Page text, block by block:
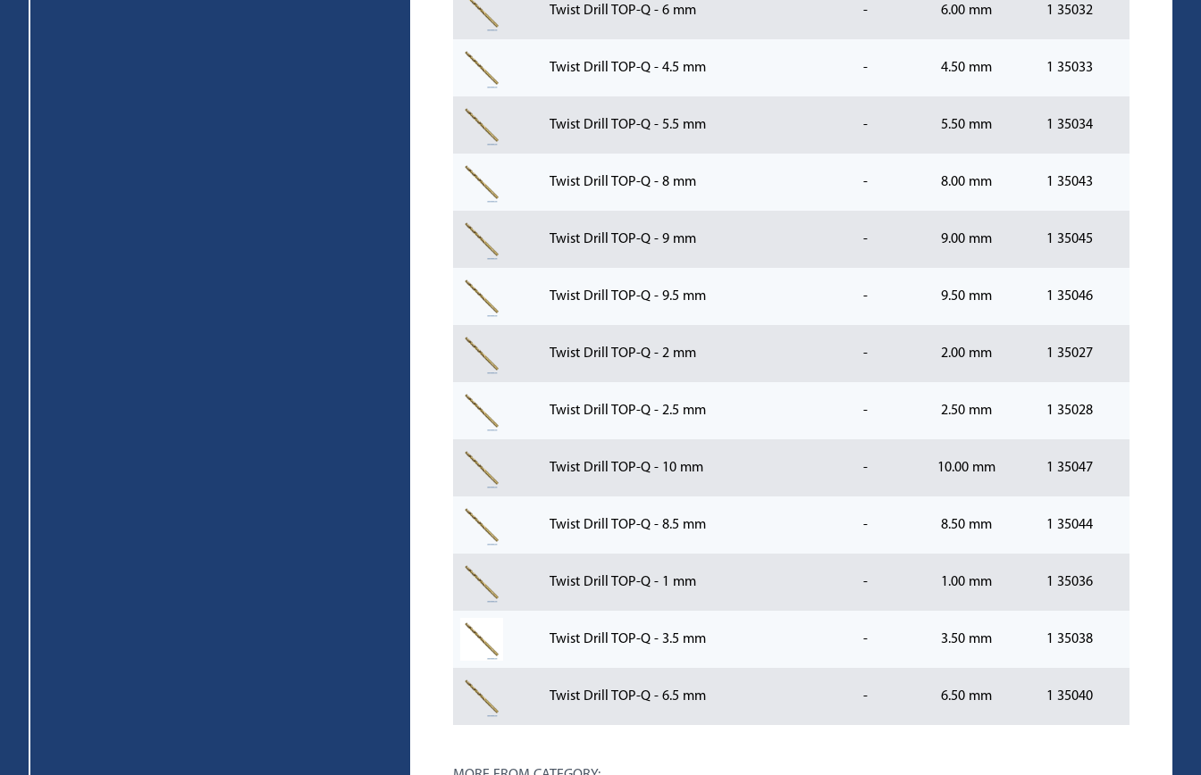
Twist Drill TOP-Q - 6 mm - 6.00 mm 1 35032
Twist Drill TOP-Q - 4.5 mm - 4.50 mm 1 35033
Twist Drill TOP-Q - 5.5 mm - 5.50 mm 1 35034
Twist Drill TOP-Q - 8 mm - 8.00 mm 1 35043
Twist Drill TOP-Q - 9 mm - 9.00 mm 1 35045
Twist Drill TOP-Q - 9.5 mm - 9.50 mm 1 35046
Twist Drill TOP-Q - 2 mm - 2.00 mm 1 35027
Twist Drill TOP-Q - 2.5 mm - 2.50 mm 1 35028
Twist Drill TOP-Q - 10 mm - 10.00 mm 1 35047
Twist Drill TOP-Q - 8.5 mm - 8.50 mm 1 35044
Twist Drill TOP-Q - 1 mm - 1.00 mm 1 35036
Twist Drill TOP-Q - 3.5 mm - 3.50 mm 1 35038
Twist Drill TOP-Q - 6.5 mm - 6.50 mm 1 35040